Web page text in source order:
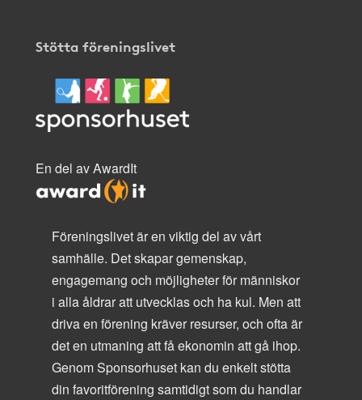
Stötta föreningslivet
En del av AwardIt
Föreningslivet är en viktig del av vårt
samhälle. Det skapar gemenskap,
engagemang och möjligheter för människor
i alla åldrar att utvecklas och ha kul. Men att
driva en förening kräver resurser, och ofta är
det en utmaning att få ekonomin att gå ihop.
Genom Sponsorhuset kan du enkelt stötta
din favoritförening samtidigt som du handlar